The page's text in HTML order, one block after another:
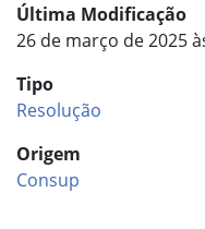
Última Modificação
26 de março de 2025
Tipo
Resolução
Origem
Consup